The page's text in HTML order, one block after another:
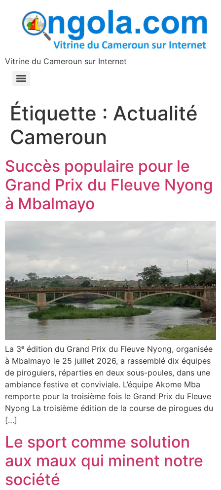
principal
Vitrine du Cameroun sur Internet
Étiquette : Actualité
Cameroun
Succès populaire pour le
Grand Prix du Fleuve Nyong
à Mbalmayo
La 3ᵉ édition du Grand Prix du Fleuve Nyong, organisée
à Mbalmayo le 25 juillet 2026, a rassemblé dix équipes
de piroguiers, réparties en deux sous-poules, dans une
ambiance festive et conviviale. L’équipe Akome Mba
remporte pour la troisième fois le Grand Prix du Fleuve
Nyong La troisième édition de la course de pirogues du
[…]
Le sport comme solution
aux maux qui minent notre
société